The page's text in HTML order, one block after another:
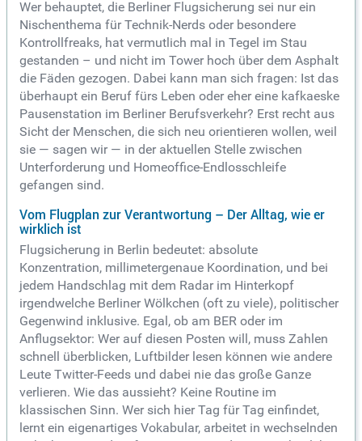
Wer behauptet, die Berliner Flugsicherung sei nur ein
Nischenthema für Technik-Nerds oder besondere
Kontrollfreaks, hat vermutlich mal in Tegel im Stau
gestanden – und nicht im Tower hoch über dem Asphalt
die Fäden gezogen. Dabei kann man sich fragen: Ist das
überhaupt ein Beruf fürs Leben oder eher eine kafkaeske
Pausenstation im Berliner Berufsverkehr? Erst recht aus
Sicht der Menschen, die sich neu orientieren wollen, weil
sie — sagen wir — in der aktuellen Stelle zwischen
Unterforderung und Homeoffice-Endlosschleife
gefangen sind.
Vom Flugplan zur Verantwortung – Der Alltag, wie er
wirklich ist
Flugsicherung in Berlin bedeutet: absolute
Konzentration, millimetergenaue Koordination, und bei
jedem Handschlag mit dem Radar im Hinterkopf
irgendwelche Berliner Wölkchen (oft zu viele), politischer
Gegenwind inklusive. Egal, ob am BER oder im
Anflugsektor: Wer auf diesen Posten will, muss Zahlen
schnell überblicken, Luftbilder lesen können wie andere
Leute Twitter-Feeds und dabei nie das große Ganze
verlieren. Wie das aussieht? Keine Routine im
klassischen Sinn. Wer sich hier Tag für Tag einfindet,
lernt ein eigenartiges Vokabular, arbeitet in wechselnden